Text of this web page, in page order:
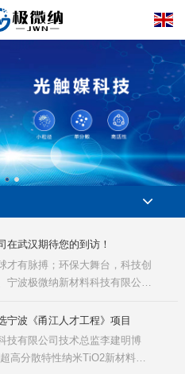
在武汉期待您的到访！
才有脉搏；环保大舞台，科技创
宁波极微纳新材料科技有限公司
任教授）、2个自动化生产厂
的环保铁军一个个优秀产品走向
技术全球顶端，远销40多个国
宁波《甬江人才工程》项目
技有限公司技术总监李建明博
高分散特性纳米TiO2新材料低